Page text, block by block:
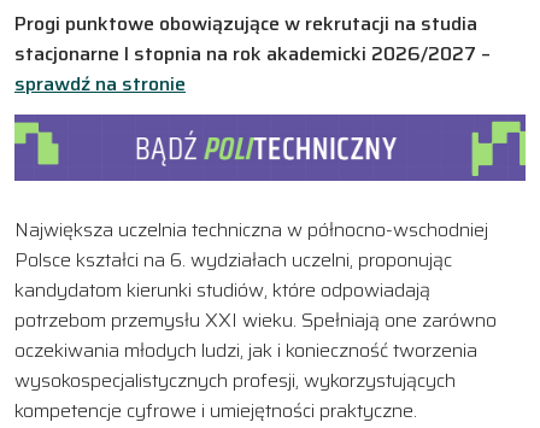
Progi punktowe obowiązujące w rekrutacji na studia
stacjonarne I stopnia na rok akademicki 2026/2027 –
sprawdź na stronie
Największa uczelnia techniczna w północno-wschodniej
Polsce kształci na 6. wydziałach uczelni, proponując
kandydatom kierunki studiów, które odpowiadają
potrzebom przemysłu XXI wieku. Spełniają one zarówno
oczekiwania młodych ludzi, jak i konieczność tworzenia
wysokospecjalistycznych profesji, wykorzystujących
kompetencje cyfrowe i umiejętności praktyczne.